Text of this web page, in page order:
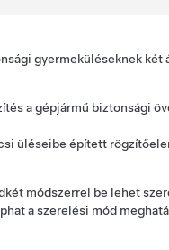
gyermeküléseknek két
a gépjármű biztonsági
üléseibe épített
módszerrel be lehet
a szerelési mód